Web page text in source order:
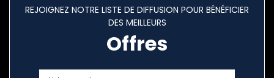
REJOIGNEZ NOTRE LISTE DE DIFFUSION POUR BÉNÉFICIER
DES MEILLEURS
Offres